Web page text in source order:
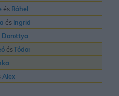
és Ráhel
és Ingrid
Dorottya
ésTódor
Alex